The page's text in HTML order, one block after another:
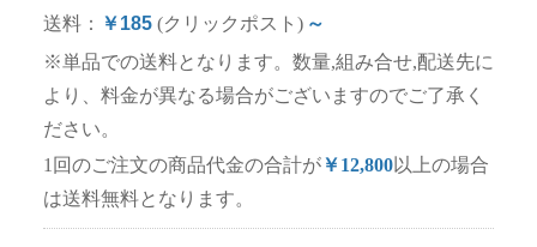
送料： ￥185 (クリックポスト) ～
※単品での送料となります。数量,組み合せ,配送先に
より、料金が異なる場合がございますのでご了承く
ださい。
1回のご注文の商品代金の合計が￥12,800以上の場合
は送料無料となります。